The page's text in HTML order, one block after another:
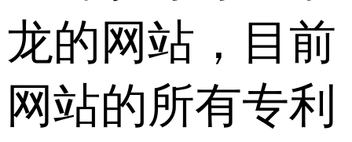
龙的网站，目前
网站的所有专利